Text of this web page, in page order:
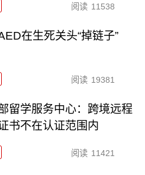
阅读 11538
在生死关头“掉链子”
阅读 19381
留学服务中心：跨境远程
书不在认证范围内
阅读 11421